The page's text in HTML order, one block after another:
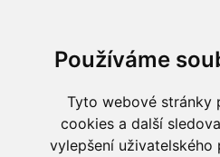
Používáme
Tyto webové stránky
cookies a další
vylepšení